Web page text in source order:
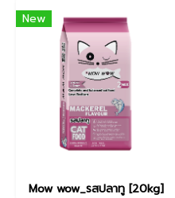
New
Mow wow_รสปลาทู [20kg]